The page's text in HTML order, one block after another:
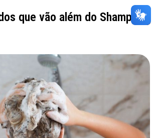
que vão além do Shampoo